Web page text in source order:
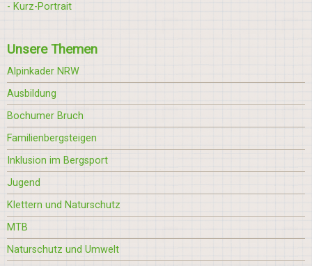
- Kurz-Portrait
Unsere Themen
Alpinkader NRW
Ausbildung
Bochumer Bruch
Familienbergsteigen
Inklusion im Bergsport
Jugend
Klettern und Naturschutz
MTB
Naturschutz und Umwelt